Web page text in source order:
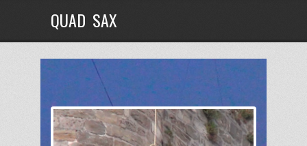
QUAD SAX